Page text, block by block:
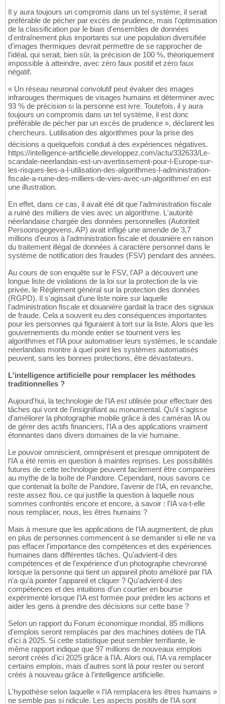
Il y aura toujours un compromis dans un tel système, il serait
préférable de pécher par excès de prudence, mais l'optimisation
de la classification par le biais d'ensembles de données
d'entraînement plus importants sur une population diversifiée
d'images thermiques devrait permettre de se rapprocher de
l'idéal, qui serait, bien sûr, la précision de 100 %, théoriquement
impossible à atteindre, avec zéro faux positif et zéro faux
négatif.
« Un réseau neuronal convolutif peut évaluer des images
infrarouges thermiques de visages humains et déterminer avec
93 % de précision si la personne est ivre. Toutefois, il y aura
toujours un compromis dans un tel système, il est donc
préférable de pécher par un excès de prudence », déclarent les
chercheurs. Lutilisation des algorithmes pour la prise des
décisions a quelquefois conduit à des expériences négatives.
https://intelligence-artificielle.developpez.com/actu/332633/Le-
scandale-neerlandais-est-un-avertissement-pour-l-Europe-sur-
les-risques-lies-a-l-utilisation-des-algorithmes-l-administration-
fiscale-a-ruine-des-milliers-de-vies-avec-un-algorithme/ en est
une illustration.
En effet, dans ce cas, il avait été dit que l'administration fiscale
a ruiné des milliers de vies avec un algorithme. L'autorité
néerlandaise chargée des données personnelles (Autoriteit
Persoonsgegevens, AP) avait infligé une amende de 3,7
millions d'euros à l'administration fiscale et douanière en raison
du traitement illégal de données à caractère personnel dans le
système de notification des fraudes (FSV) pendant des années.
Au cours de son enquête sur le FSV, l'AP a découvert une
longue liste de violations de la loi sur la protection de la vie
privée, le Règlement général sur la protection des données
(RGPD). Il s'agissait d'une liste noire sur laquelle
l'administration fiscale et douanière gardait la trace des signaux
de fraude. Cela a souvent eu des conséquences importantes
pour les personnes qui figuraient à tort sur la liste. Alors que les
gouvernements du monde entier se tournent vers les
algorithmes et l'IA pour automatiser leurs systèmes, le scandale
néerlandais montre à quel point les systèmes automatisés
peuvent, sans les bonnes protections, être dévastateurs.
L'intelligence artificielle pour remplacer les méthodes
traditionnelles ?
Aujourd'hui, la technologie de l'IA est utilisée pour effectuer des
tâches qui vont de l'insignifiant au monumental. Qu'il s'agisse
d'améliorer la photographie mobile grâce à des caméras IA ou
de gérer des actifs financiers, l'IA a des applications vraiment
étonnantes dans divers domaines de la vie humaine.
Le pouvoir omniscient, omniprésent et presque omnipotent de
l'IA a été remis en question à maintes reprises. Les possibilités
futures de cette technologie peuvent facilement être comparées
au mythe de la boîte de Pandore. Cependant, nous savons ce
que contenait la boîte de Pandore, l'avenir de l'IA, en revanche,
reste assez flou, ce qui justifie la question à laquelle nous
sommes confrontés encore et encore, à savoir : l'IA va-t-elle
nous remplacer, nous, les êtres humains ?
Mais à mesure que les applications de l'IA augmentent, de plus
en plus de personnes commencent à se demander si elle ne va
pas effacer l'importance des compétences et des expériences
humaines dans différentes tâches. Qu'advient-il des
compétences et de l'expérience d'un photographe chevronné
lorsque la personne qui tient un appareil photo amélioré par l'IA
n'a qu'à pointer l'appareil et cliquer ? Qu'advient-il des
compétences et des intuitions d'un courtier en bourse
expérimenté lorsque l'IA est formée pour prédire les actions et
aider les gens à prendre des décisions sur cette base ?
Selon un rapport du Forum économique mondial, 85 millions
d'emplois seront remplacés par des machines dotées de l'IA
d'ici à 2025. Si cette statistique peut sembler terrifiante, le
même rapport indique que 97 millions de nouveaux emplois
seront créés d'ici 2025 grâce à l'IA. Alors oui, l'IA va remplacer
certains emplois, mais d'autres sont là pour rester ou seront
créés à nouveau grâce à l'intelligence artificielle.
L'hypothèse selon laquelle « l'IA remplacera les êtres humains »
ne semble pas si ridicule. Les aspects positifs de l'IA sont